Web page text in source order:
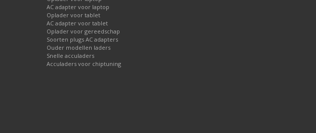
AC adapter voor laptop
Oplader voor tablet
AC adapter voor tablet
Oplader voor gereedschap
Soorten plugs AC adapters
Ouder modellen laders
Snelle acculaders
Acculaders voor chiptuning